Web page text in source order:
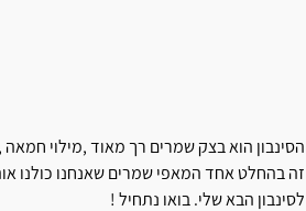
הסינבון הוא בצק שמרים רך מאוד ,מילוי
זה בהחלט אחד המאפי שמרים שאנחנו כולנו
לסינבון הבא שלי. בואו נתחיל !